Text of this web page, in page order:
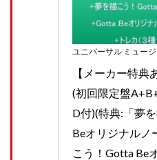
ユニバーサル ミュー
【メーカー特典
(初回限定盤
D付)(特典:「夢
Beオリジナルノ
こう！Gotta Be